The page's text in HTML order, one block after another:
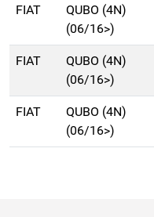
FIAT
QUBO (4N)
(06/16>)
FIAT
QUBO (4N)
(06/16>)
FIAT
QUBO (4N)
(06/16>)